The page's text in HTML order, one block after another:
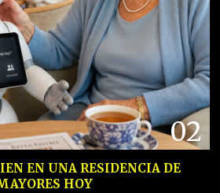
02
EN UNA RESIDENCIA DE
HOY